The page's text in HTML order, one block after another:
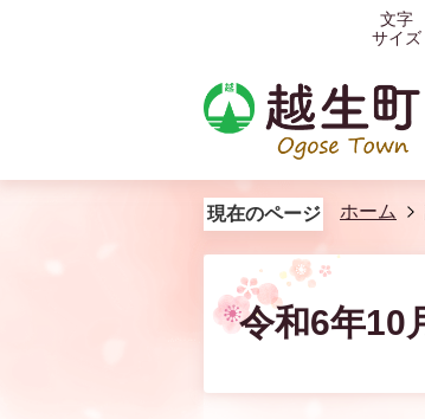
文字
サイズ
現在のページ ホーム
令和6年10